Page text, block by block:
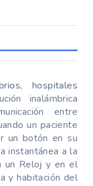
hospitales
inalámbrica
entre
un paciente
un botón en su
instantánea a la
un Reloj y en el
y habitación del